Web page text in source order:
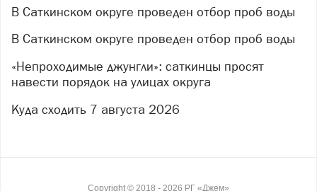
аккумуляторные болгарки, бокорезы для
проволоки, монтировки, ломы;
закрытая одежда;
насекомых обязательна).
В Саткинском округе проведен отбор проб воды
В Саткинском округе проведен отбор проб воды
«Непроходимые джунгли»: саткинцы просят
навести порядок на улицах округа
Куда сходить 7 августа 2026
Copyright © 2018 - 2026 РГ «Джем»